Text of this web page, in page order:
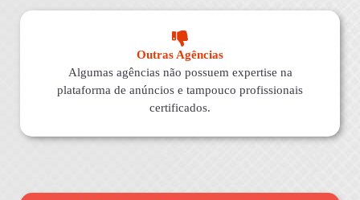
Outras Agências
Algumas agências não possuem expertise na
plataforma de anúncios e tampouco profissionais
certificados.